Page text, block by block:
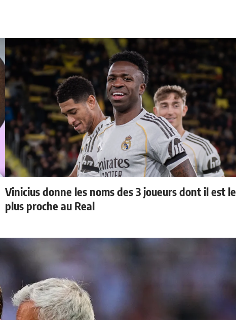
Vinicius donne les noms des 3 joueurs dont il est le
plus proche au Real